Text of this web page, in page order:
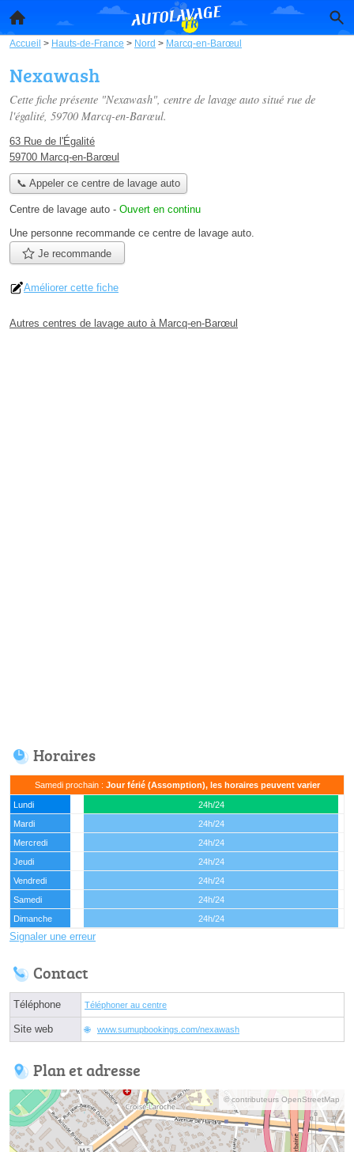
Accueil > Hauts-de-France > Nord > Marcq-en-Barœul
Nexawash
Cette fiche présente "Nexawash", centre de lavage auto situé rue de
l'égalité, 59700 Marcq-en-Barœul.
63 Rue de l'Égalité
59700 Marcq-en-Barœul
📞 Appeler ce centre de lavage auto
Centre de lavage auto - Ouvert en continu
Une personne recommande ce centre de lavage auto.
Je recommande
Améliorer cette fiche
Autres centres de lavage auto à Marcq-en-Barœul
Horaires
Samedi prochain : Jour férié (Assomption), les horaires peuvent varier
Lundi
24h/24
Mardi
24h/24
Mercredi
24h/24
Jeudi
24h/24
Vendredi
24h/24
Samedi
24h/24
Dimanche
24h/24
Signaler une erreur
Contact
Téléphone Téléphoner au centre
Site web www.sumupbookings.com/nexawash
Plan et adresse
© contributeurs OpenStreetMap